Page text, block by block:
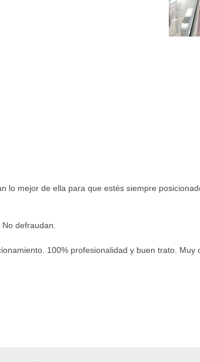
lo mejor de ella para que estés siempre
defraudan.
100% profesionalidad y buen trato. Muy